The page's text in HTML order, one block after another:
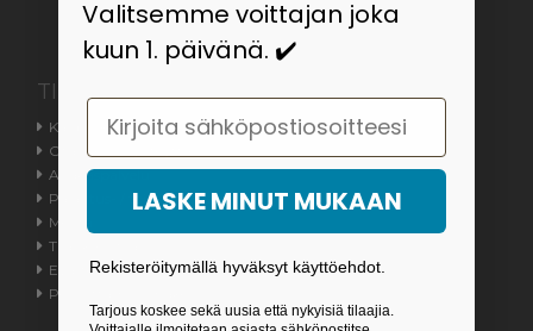
TIETOA
Kauppaehdot
Ota meihin yhteyttä
Asiakaspalvelu
Palautus- / toimitusoikeus
Meistä
Tilauksen tila
Evästeasetukset
Peruuttamislomake
Valitsemme voittajan joka
kuun 1. päivänä. ✔️
Email
LASKE MINUT MUKAAN
Rekisteröitymällä hyväksyt käyttöehdot.
Tarjous koskee sekä uusia että nykyisiä tilaajia.